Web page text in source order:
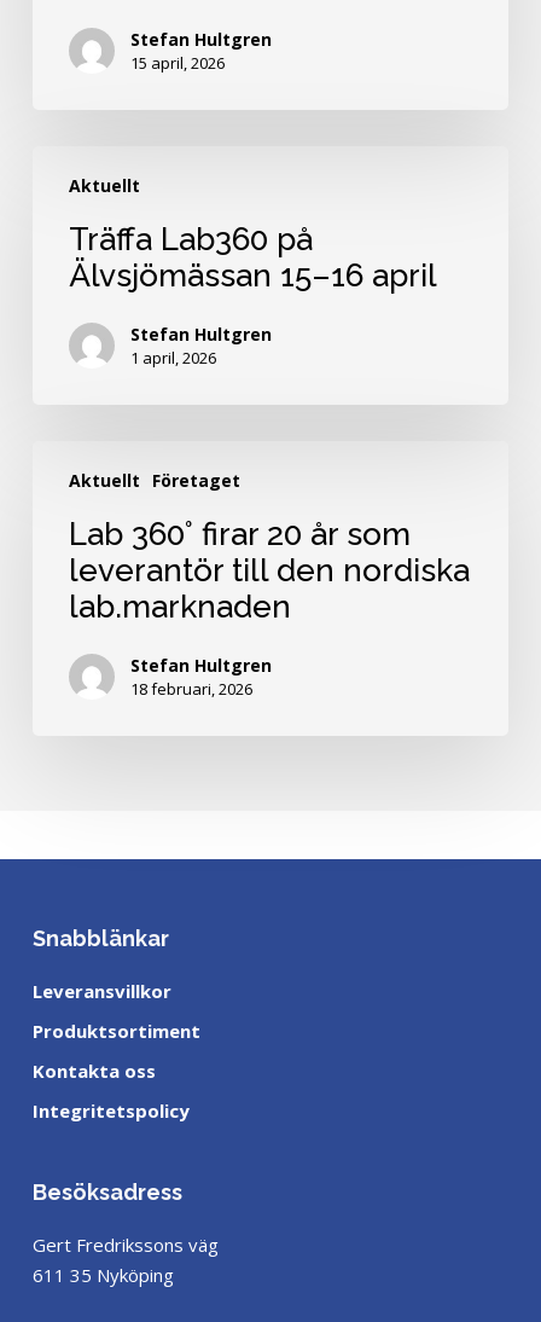
April!
Besök
Stefan Hultgren
15 april, 2026
Aktuellt
Lab360
Älvsjömässan
Träffa Lab360 på
Älvsjömässan 15–16 april
Stefan Hultgren
1 april, 2026
Aktuellt Företaget
360°
Lab 360° firar 20 år som
leverantör till den nordiska
lab.marknaden
Stefan Hultgren
18 februari, 2026
Snabblänkar
Leveransvillkor
Produktsortiment
Kontakta oss
Integritetspolicy
Besöksadress
Gert Fredrikssons väg
611 35 Nyköping